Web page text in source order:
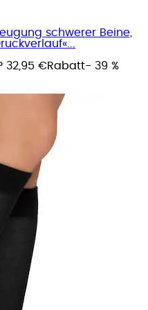
schwerer Beine,
32,95 €Rabatt- 39 %